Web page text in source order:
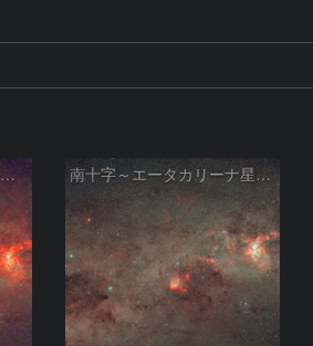
L-Ultimateフィルターによる南十字～エータカリーナ星雲付近 南十字～エータカリーナ星雲付近